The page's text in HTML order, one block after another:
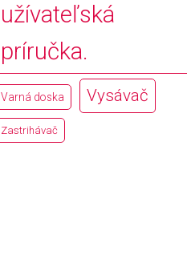
užívateľská
príručka.
Varná doska Vysávač
Zastrihávač